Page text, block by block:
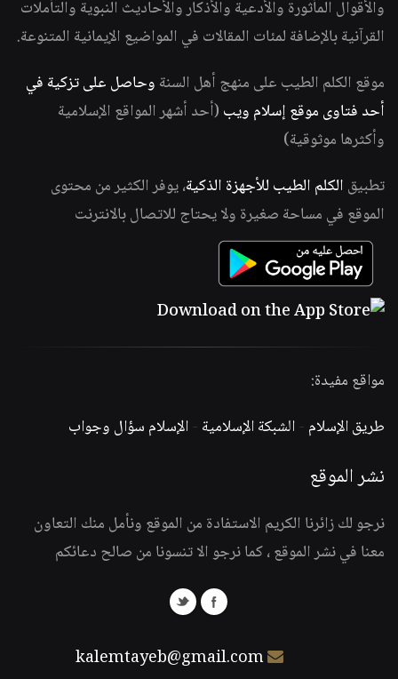
والأقوال المأثورة والأدعية والأذكار والأحاديث النبوية والتأملات
القرآنية بالإضافة لمئات المقالات في المواضيع الإيمانية المتنوعة.
موقع الكلم الطيب على منهج أهل السنة وحاصل على تزكية في
أحد فتاوى موقع إسلام ويب (أحد أشهر المواقع الإسلامية
وأكثرها موثوقية)
تطبيق الكلم الطيب للأجهزة الذكية، يوفر الكثير من محتوى
الموقع في مساحة صغيرة ولا يحتاج للاتصال بالانترنت
مواقع مفيدة:
طريق الإسلام -الشبكة الإسلامية -الإسلام سؤال وجواب
نشر الموقع
نرجو لك زائرنا الكريم الاستفادة من الموقع ونأمل منك التعاون
معنا في نشر الموقع ، كما نرجو الا تنسونا من صالح دعائكم
kalemtayeb@gmail.com